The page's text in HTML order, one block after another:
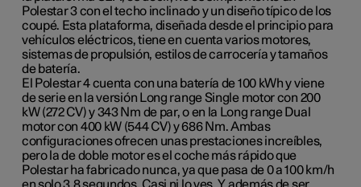
Polestar 3 con el techo inclinado y un diseño típico de los
coupé. Esta plataforma, diseñada desde el principio para
vehículos eléctricos, tiene en cuenta varios motores,
sistemas de propulsión, estilos de carrocería y tamaños
de batería.
El Polestar 4 cuenta con una batería de 100 kWh y viene
de serie en la versión Long range Single motor con 200
kW (272 CV) y 343 Nm de par, o en la Long range Dual
motor con 400 kW (544 CV) y 686 Nm. Ambas
configuraciones ofrecen unas prestaciones increíbles,
pero la de doble motor es el coche más rápido que
Polestar ha fabricado nunca, ya que pasa de 0 a 100 km/h
en solo 3,8 segundos. Casi ni lo ves. Y además de ser